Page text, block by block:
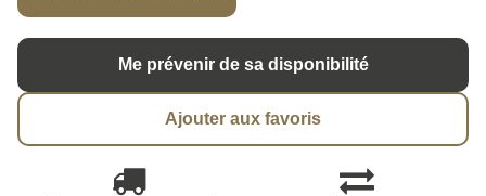
Me prévenir de sa disponibilité
Ajouter aux favoris